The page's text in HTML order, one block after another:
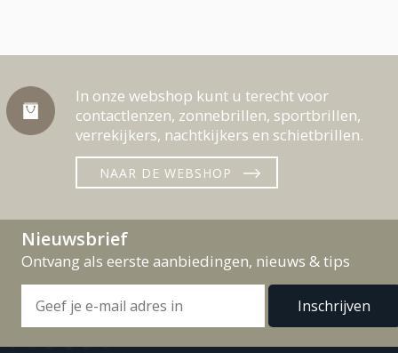
In onze webshop kunt u terecht voor
contactlenzen, zonnebrillen, sportbrillen,
verrekijkers, nachtkijkers en schietbrillen.
NAAR DE WEBSHOP
Nieuwsbrief
Ontvang als eerste aanbiedingen, nieuws & tips